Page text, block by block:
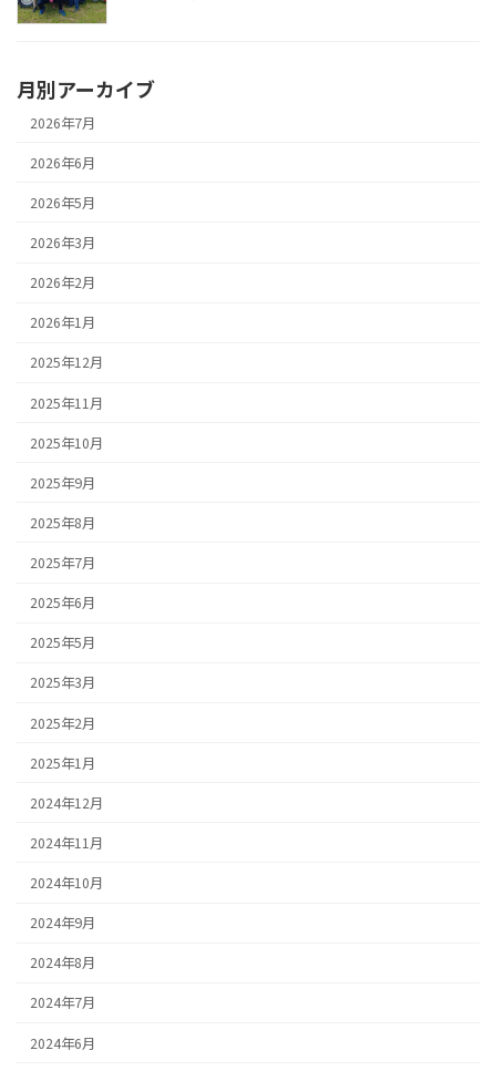
月別アーカイブ
2026年7月
2026年6月
2026年5月
2026年3月
2026年2月
2026年1月
2025年12月
2025年11月
2025年10月
2025年9月
2025年8月
2025年7月
2025年6月
2025年5月
2025年3月
2025年2月
2025年1月
2024年12月
2024年11月
2024年10月
2024年9月
2024年8月
2024年7月
2024年6月